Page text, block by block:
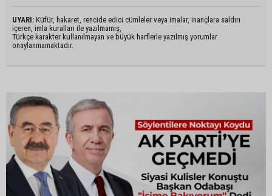
UYARI: Küfür, hakaret, rencide edici cümleler veya imalar, inançlara saldırı
içeren, imla kuralları ile yazılmamış,
Türkçe karakter kullanılmayan ve büyük harflerle yazılmış yorumlar
onaylanmamaktadır.